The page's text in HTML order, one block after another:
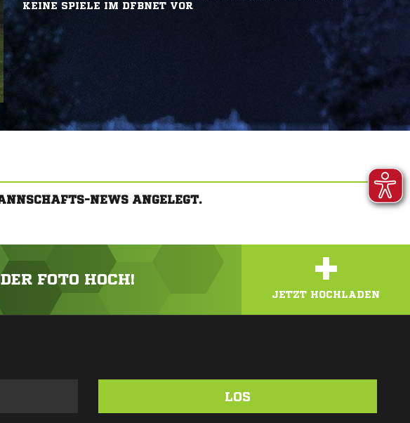
KEINE SPIELE IM DFBNET VOR
NEWS ANGELEGT.
FOTO HOCH! +
JETZT HOCHLADEN
LOS